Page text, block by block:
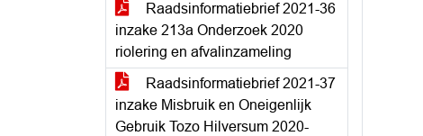
Raadsinformatiebrief 2021-36
inzake 213a Onderzoek 2020
riolering en afvalinzameling
Raadsinformatiebrief 2021-37
inzake Misbruik en Oneigenlijk
Gebruik Tozo Hilversum 2020-